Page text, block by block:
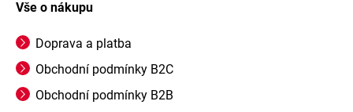
Vše o nákupu
Doprava a platba
Obchodní podmínky B2C
Obchodní podmínky B2B